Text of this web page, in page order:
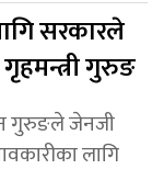
सरकारले
गुरुङ
गुरुङले जेनजी
लागि